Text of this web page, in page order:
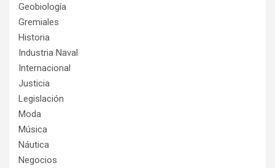
Geobiología
Gremiales
Historia
Industria Naval
Internacional
Justicia
Legislación
Moda
Música
Náutica
Negocios